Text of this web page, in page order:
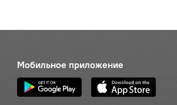
Мобильное приложение